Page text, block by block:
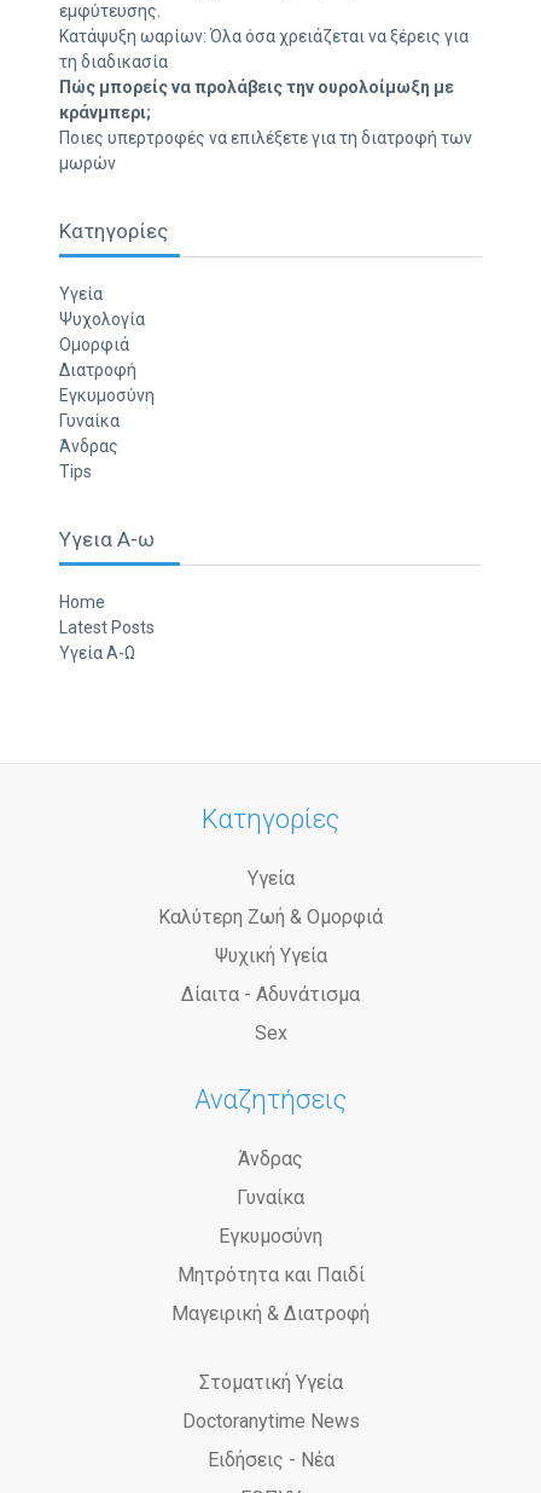
εμφύτευσης.
Κατάψυξη ωαρίων: Όλα όσα χρειάζεται να ξέρεις για
τη διαδικασία
Πώς μπορείς να προλάβεις την ουρολοίμωξη με
κράνμπερι;
Ποιες υπερτροφές να επιλέξετε για τη διατροφή των
μωρών
Κατηγορίες
Υγεία
Ψυχολογία
Ομορφιά
Διατροφή
Εγκυμοσύνη
Γυναίκα
Άνδρας
Tips
Υγεια Α-ω
Home
Latest Posts
Υγεία Α-Ω
Κατηγορίες
Υγεία
Καλύτερη Ζωή & Ομορφιά
Ψυχική Υγεία
Δίαιτα - Αδυνάτισμα
Sex
Αναζητήσεις
Άνδρας
Γυναίκα
Εγκυμοσύνη
Μητρότητα και Παιδί
Μαγειρική & Διατροφή
Στοματική Υγεία
Doctoranytime News
Ειδήσεις - Νέα